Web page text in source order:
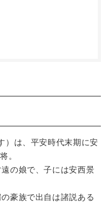
）は、平安時代末期に安
。
の娘で、子には安西景
豪族で出自は諸説ある